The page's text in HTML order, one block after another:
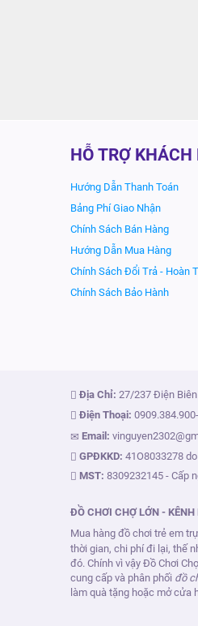
HỖ TRỢ KHÁCH
Hướng Dẫn Thanh Toán
Bảng Phí Giao Nhận
Chính Sách Bán Hàng
Hướng Dẫn Mua Hàng
Chính Sách Đổi Trả - Hoàn
Chính Sách Bảo Hành
Địa Chỉ: 27/237 Điện Biên
Điện Thoại: 0909.384.900-
Email:
GPĐKKD: 41O8033278
MST: 8309232145 - Cấp
ĐỒ CHƠI CHỢ LỚN -
Mua hàng đồ chơi trẻ em
thời gian, chi phí đi lại, thế
đó. Chính vì vậy Đồ Chơi
cung cấp và phân phối đồ
làm quà tặng hoặc mở cửa